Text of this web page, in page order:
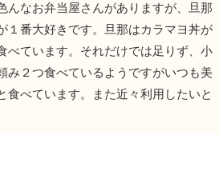
んなお弁当屋さんがありますが、旦那
１番大好きです。旦那はカラマヨ丼が
べています。それだけでは足りず、小
み２つ食べているようですがいつも美
食べています。また近々利用したいと